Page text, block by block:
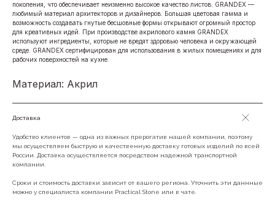
поколения, что обеспечивает неизменно высокое качество листов. GRANDEX —
любимый материал архитекторов и дизайнеров. Большая цветовая гамма и
возможность создавать гнутые бесшовные формы открывают огромный простор
для креативных идей. При производстве акрилового камня GRANDEX
используют ингредиенты, которые не вредят здоровью человека и окружающей
среде. GRANDEX сертифицирован для использования в жилых помещениях и для
рабочих поверхностей на кухне.
Материал: Акрил
Доставка
Удобство клиентов — одна из важных прерогатив нашей компании, поэтому
мы осуществляем быструю и качественную доставку готовых изделий по всей
России. Доставка осуществляется посредством надежной транспортной
компании.
Сроки и стоимость доставки зависит от вашего региона. Уточнить эти даннные
можно у специалиста компании Practical Stone или в чате.